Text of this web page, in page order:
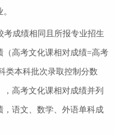
考成绩相同且所报专业招生
高考文化课相对成绩=高考
类本科批次录取控制分数
高考文化课相对成绩并列
，语文、数学、外语单科成